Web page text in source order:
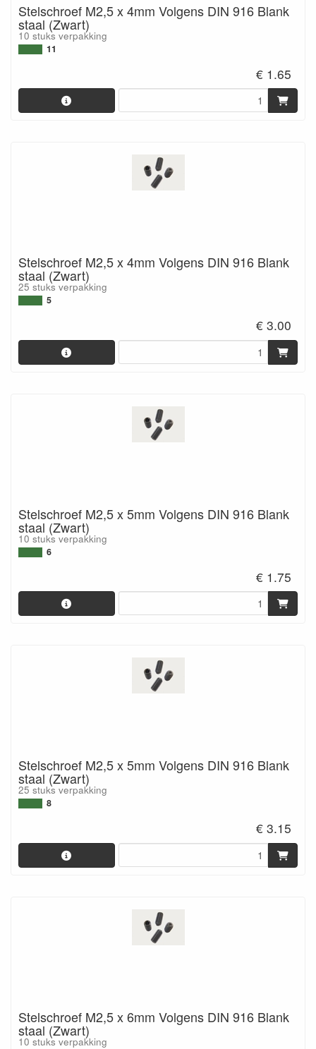
Stelschroef M2,5 x 4mm Volgens DIN 916 Blank
staal (Zwart)
10 stuks verpakking
11
€ 1.65
Stelschroef M2,5 x 4mm Volgens DIN 916 Blank
staal (Zwart)
25 stuks verpakking
5
€ 3.00
Stelschroef M2,5 x 5mm Volgens DIN 916 Blank
staal (Zwart)
10 stuks verpakking
6
€ 1.75
Stelschroef M2,5 x 5mm Volgens DIN 916 Blank
staal (Zwart)
25 stuks verpakking
8
€ 3.15
Stelschroef M2,5 x 6mm Volgens DIN 916 Blank
staal (Zwart)
10 stuks verpakking